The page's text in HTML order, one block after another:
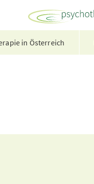
in Österreich